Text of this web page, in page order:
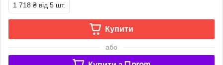
1 718 ₴ від 5 шт.
Купити
або